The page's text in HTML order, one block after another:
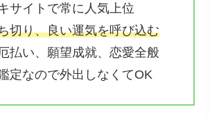
サイトで常に人気上位
切り、良い運気を呼び込む
払い、願望成就、恋愛全般
定なので外出しなくてOK